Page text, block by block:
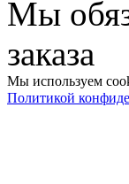
Мы
заказа
Мы используем
Политикой